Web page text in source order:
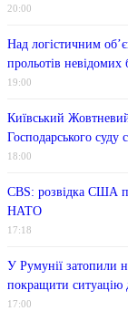
20:00
Над логістичним
прольотів невідомих
19:00
Київський
Господарського суду
18:00
CBS: розвідка США
НАТО
17:18
У Румунії затопили
покращити
17:00